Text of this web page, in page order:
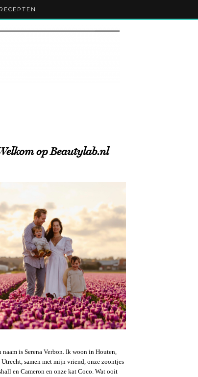
RECEPTEN
op Beautylab.nl
is Serena Verbon. Ik woon in Houten,
samen met mijn vriend, onze zoontjes
en Cameron en onze kat Coco. Wat ooit